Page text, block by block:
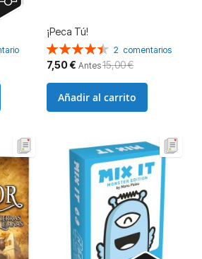
¡Peca Tú!
Valoración:
90%
2 comentarios
Precio
especial
7,50 € Antes15,00 €
Añadir al carrito